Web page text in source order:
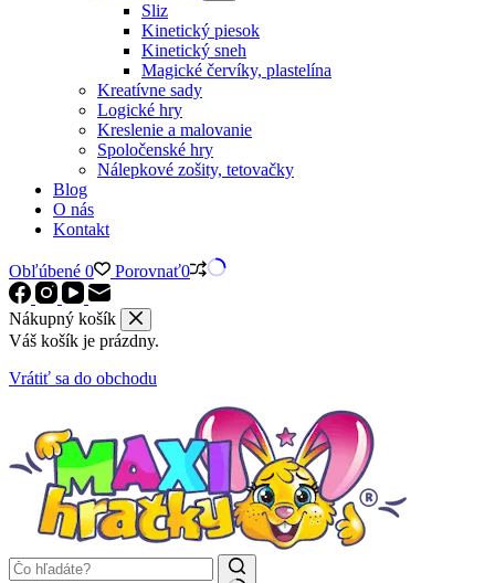
Sliz
Kinetický piesok
Kinetický sneh
Magické červíky, plastelína
Kreatívne sady
Logické hry
Kreslenie a malovanie
Spoločenské hry
Nálepkové zošity, tetovačky
Blog
O nás
Kontakt
Obľúbené 0 Porovnať0
Nákupný košík
Váš košík je prázdny.
Vrátiť sa do obchodu